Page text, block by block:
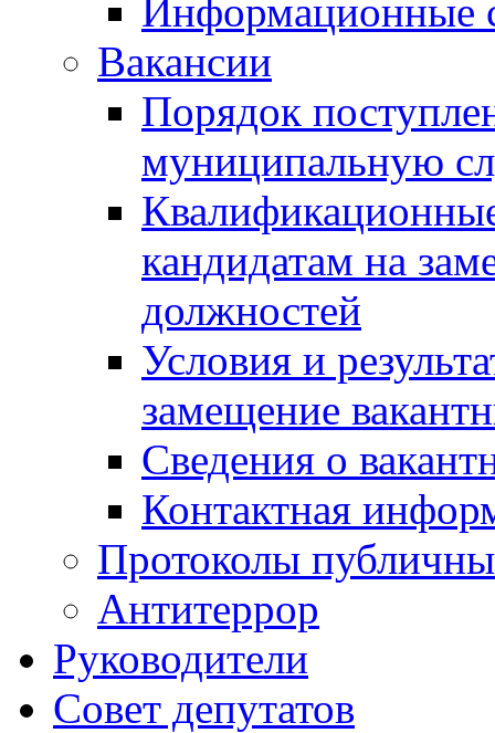
Информационные
Вакансии
Порядок
муниципальную
кандидатам на
должностей
Условия и
замещение
Сведения о
Контактная
Протоколы
Антитеррор
Руководители
Совет депутатов